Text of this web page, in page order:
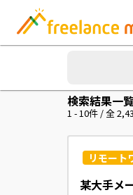
検索結果一
1 -10件 / 全
リモート
某大手メ